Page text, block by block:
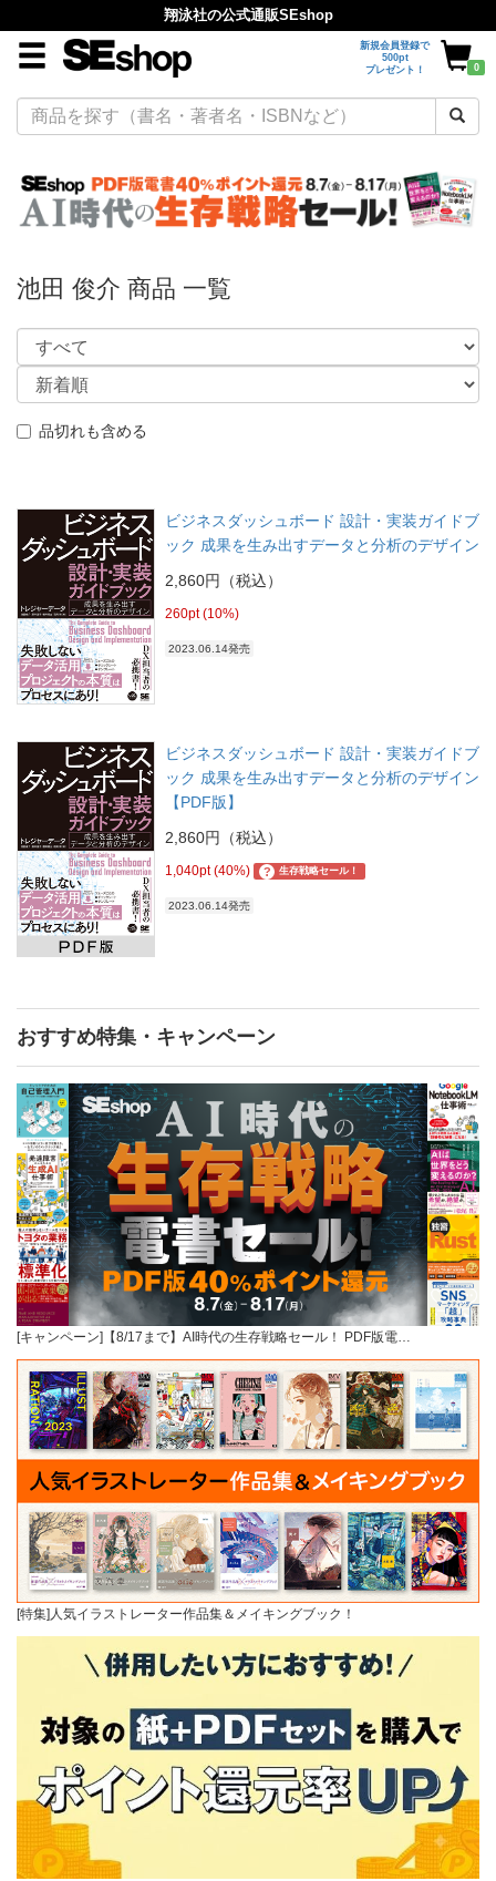
翔泳社の公式通販SEshop
新規会員登録で
500pt
プレゼント！
0
池田 俊介 商品 一覧
品切れも含める
ビジネスダッシュボード 設計・実装ガイドブ
ック 成果を生み出すデータと分析のデザイン
2,860円（税込）
260pt (10%)
2023.06.14発売
ビジネスダッシュボード 設計・実装ガイドブ
ック 成果を生み出すデータと分析のデザイン
【PDF版】
2,860円（税込）
1,040pt (40%) ? 生存戦略セール！
2023.06.14発売
おすすめ特集・キャンペーン
[キャンペーン]【8/17まで】AI時代の生存戦略セール！ PDF版電…
[特集]人気イラストレーター作品集＆メイキングブック！